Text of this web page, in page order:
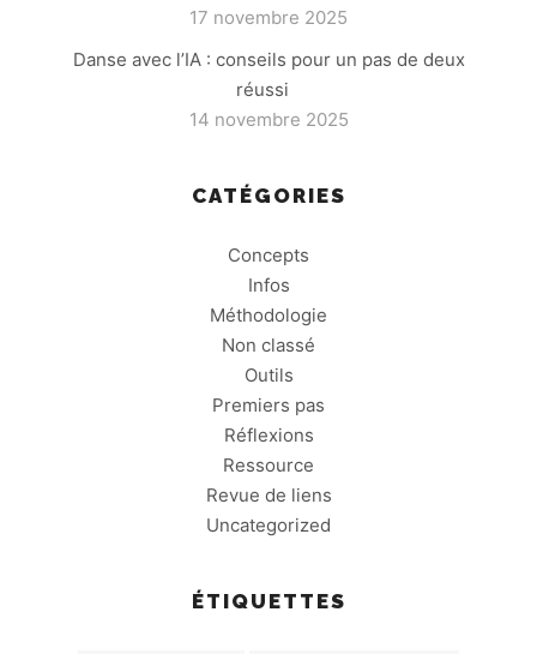
17 novembre 2025
Danse avec l’IA : conseils pour un pas de deux
réussi
14 novembre 2025
CATÉGORIES
Concepts
Infos
Méthodologie
Non classé
Outils
Premiers pas
Réflexions
Ressource
Revue de liens
Uncategorized
ÉTIQUETTES